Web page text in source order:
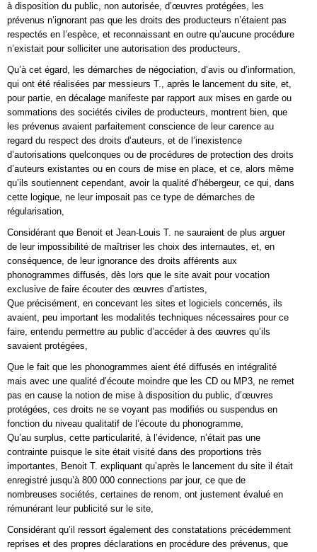
à disposition du public, non autorisée, d’œuvres protégées, les
prévenus n’ignorant pas que les droits des producteurs n’étaient pas
respectés en l’espèce, et reconnaissant en outre qu’aucune procédure
n’existait pour solliciter une autorisation des producteurs,
Qu’à cet égard, les démarches de négociation, d’avis ou d’information,
qui ont été réalisées par messieurs T., après le lancement du site, et,
pour partie, en décalage manifeste par rapport aux mises en garde ou
sommations des sociétés civiles de producteurs, montrent bien, que
les prévenus avaient parfaitement conscience de leur carence au
regard du respect des droits d’auteurs, et de l’inexistence
d’autorisations quelconques ou de procédures de protection des droits
d’auteurs existantes ou en cours de mise en place, et ce, alors même
qu’ils soutiennent cependant, avoir la qualité d’hébergeur, ce qui, dans
cette logique, ne leur imposait pas ce type de démarches de
régularisation,
Considérant que Benoit et Jean-Louis T. ne sauraient de plus arguer
de leur impossibilité de maîtriser les choix des internautes, et, en
conséquence, de leur ignorance des droits afférents aux
phonogrammes diffusés, dès lors que le site avait pour vocation
exclusive de faire écouter des œuvres d’artistes,
Que précisément, en concevant les sites et logiciels concernés, ils
avaient, peu important les modalités techniques nécessaires pour ce
faire, entendu permettre au public d’accéder à des œuvres qu’ils
savaient protégées,
Que le fait que les phonogrammes aient été diffusés en intégralité
mais avec une qualité d’écoute moindre que les CD ou MP3, ne remet
pas en cause la notion de mise à disposition du public, d’œuvres
protégées, ces droits ne se voyant pas modifiés ou suspendus en
fonction du niveau qualitatif de l’écoute du phonogramme,
Qu’au surplus, cette particularité, à l’évidence, n’était pas une
contrainte puisque le site était visité dans des proportions très
importantes, Benoit T. expliquant qu’après le lancement du site il était
enregistré jusqu’à 800 000 connections par jour, ce que de
nombreuses sociétés, certaines de renom, ont justement évalué en
rémunérant leur publicité sur le site,
Considérant qu’il ressort également des constatations précédemment
reprises et des propres déclarations en procédure des prévenus, que